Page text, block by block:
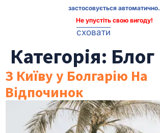
застосовується автоматично.
Не упустіть свою вигоду!
сховати
Категорія: Блог
З Київу у Болгарію На
Відпочинок